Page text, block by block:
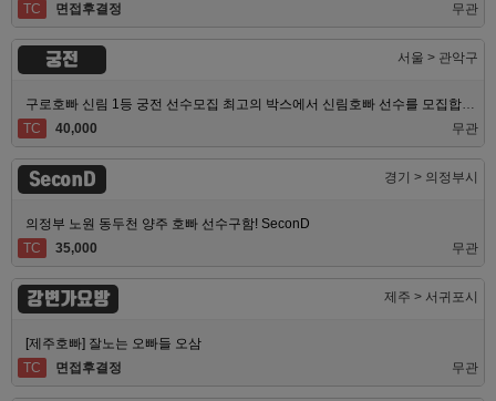
TC
면접후결정 무관
궁전 서울 > 관악구
구로호빠 신림 1등 궁전 선수모집 최고의 박스에서 신림호빠 선수를 모집합니다
TC
40,000 무관
SeconD 경기 > 의정부시
의정부 노원 동두천 양주 호빠 선수구함! SeconD
TC
35,000 무관
강변가요방 제주 > 서귀포시
[제주호빠] 잘노는 오빠들 오삼
TC
면접후결정 무관